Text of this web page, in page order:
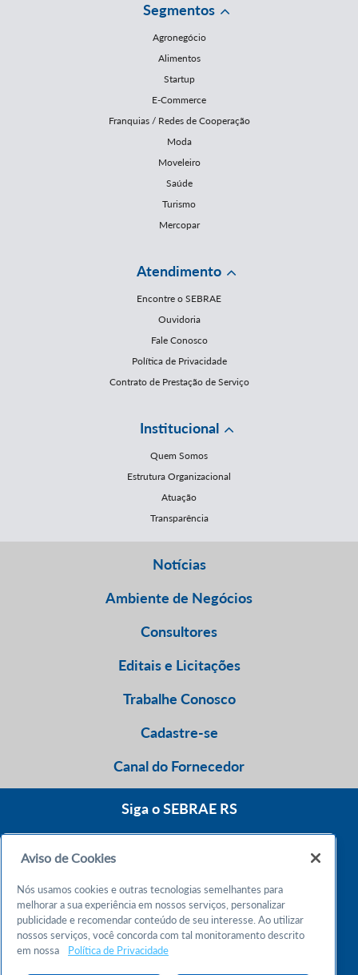
Segmentos
Agronegócio
Alimentos
Startup
E-Commerce
Franquias / Redes de Cooperação
Moda
Moveleiro
Saúde
Turismo
Mercopar
Atendimento
Encontre o SEBRAE
Ouvidoria
Fale Conosco
Política de Privacidade
Contrato de Prestação de Serviço
Institucional
Quem Somos
Estrutura Organizacional
Atuação
Transparência
Notícias
Ambiente de Negócios
Consultores
Editais e Licitações
Trabalhe Conosco
Cadastre-se
Canal do Fornecedor
Siga o SEBRAE RS
Atendimento 24h
Chame no WhatsApp
Aviso de Cookies
Nós usamos cookies e outras tecnologias semelhantes para
melhorar a sua experiência em nossos serviços, personalizar
publicidade e recomendar conteúdo de seu interesse. Ao utilizar
nossos serviços, você concorda com tal monitoramento descrito
em nossa
Política de Privacidade